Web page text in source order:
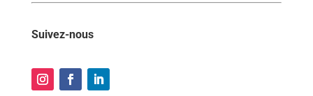
Suivez-nous